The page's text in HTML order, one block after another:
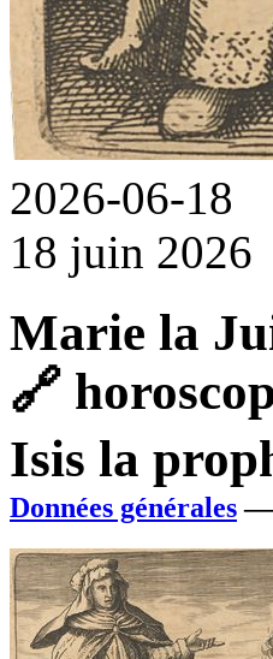
2026-06-18
18 juin 2026
Marie la
🔗
Isis la
Données générales—